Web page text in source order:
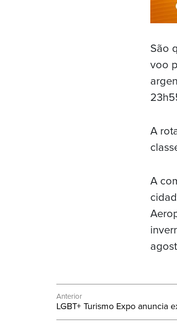
São
voo
A
A
Navegação
de
Anterior
Post
Anterior:
LGBT+ Turismo Expo anuncia